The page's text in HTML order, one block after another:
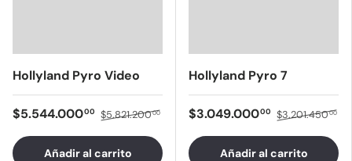
Hollyland Pyro Video
$5.544.00000 $5.821.20000
Añadir al carrito
Hollyland Pyro 7
$3.049.00000 $3.201.45000
Añadir al carrito